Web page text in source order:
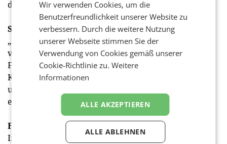
direkten Vergleich bestehen.
Siegerbroschüre
„Die besten steirischen Weine werden in der
vorliegenden Broschüre in den Kategorien Sieger,
Finalisten und Semifinalisten vorgestellt, um die
Kaufentscheidung zu erleichtern und auch auf bisher
unbekannte Betriebe aufmerksam zu machen“,
erklärt der Weinbauchef.
Finalisten Pakete Online
In Kooperation mit der Landwirtschaftskammer gibt
Wir verwenden Cookies, um die
Benutzerfreundlichkeit unserer Website zu
verbessern. Durch die weitere Nutzung
unserer Webseite stimmen Sie der
Verwendung von Cookies gemäß unserer
Cookie-Richtlinie zu.Weitere
Informationen
ALLE AKZEPTIEREN
ALLE ABLEHNEN